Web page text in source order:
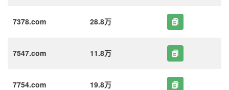
7378.com 28.8万
7547.com 11.8万
7754.com 19.8万